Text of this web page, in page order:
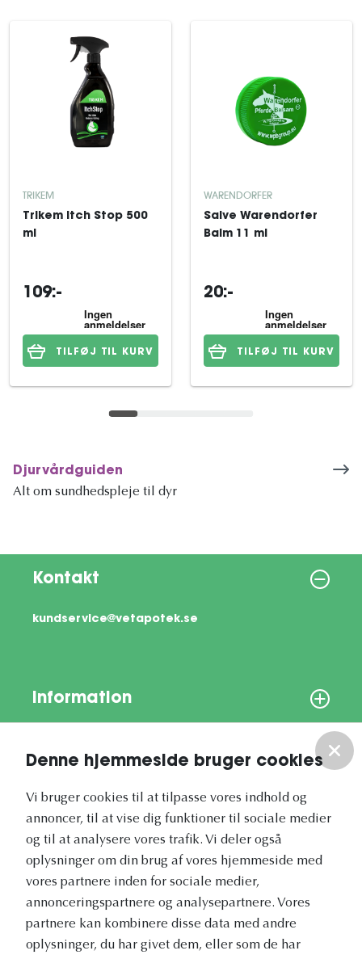
Denne hjemmeside bruger cookies
Vi bruger cookies til at tilpasse vores indhold og
annoncer, til at vise dig funktioner til sociale medier
og til at analysere vores trafik. Vi deler også
oplysninger om din brug af vores hjemmeside med
vores partnere inden for sociale medier,
annonceringspartnere og analysepartnere. Vores
partnere kan kombinere disse data med andre
oplysninger, du har givet dem, eller som de har
TRIKEM
Trikem Itch Stop 500
ml
109:-
TILFØJ TIL KURV
WARENDORFER
Salve Warendorfer
Balm 11 ml
20:-
TILFØJ TIL KURV
Djurvårdguiden
Alt om sundhedspleje til dyr
Kontakt
kundservice@vetapotek.se
Information
Vores nyhedsbrev
Vetapotek.dk er en del af
Evidensia
Dyresundhedspleje